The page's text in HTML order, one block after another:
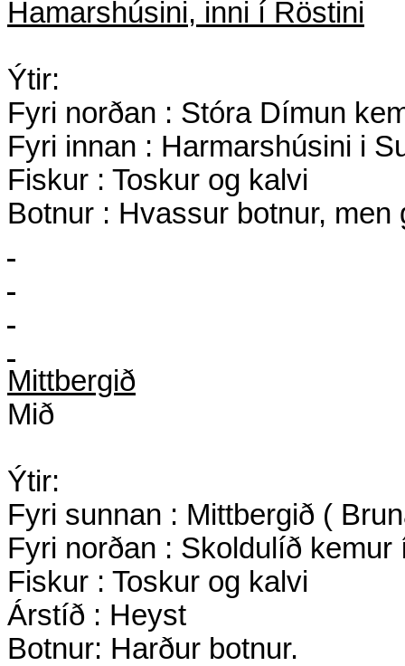
Hamarshúsini, inni í Röstini
Ýtir:
Fyri norðan : Stóra Dímun
Fyri innan : Harmarshúsini i
Fiskur : Toskur og kalvi
Botnur : Hvassur botnur,
Mittbergið
Mið
Ýtir:
Fyri sunnan : Mittbergið (
Fyri norðan : Skoldulíð
Fiskur : Toskur og kalvi
Árstíð : Heyst
Botnur: Harður botnur.